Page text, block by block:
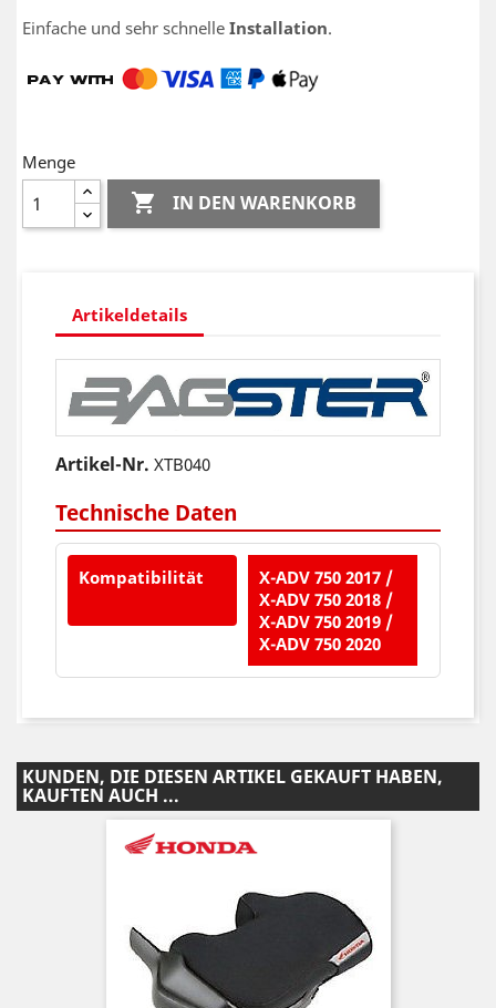
Einfache und sehr schnelle Installation.
Menge
 IN DEN WARENKORB
Artikeldetails
Artikel-Nr. XTB040
Technische Daten
Kompatibilität
X-ADV 750 2017 /
X-ADV 750 2018 /
X-ADV 750 2019 /
X-ADV 750 2020
KUNDEN, DIE DIESEN ARTIKEL GEKAUFT HABEN,
KAUFTEN AUCH ...